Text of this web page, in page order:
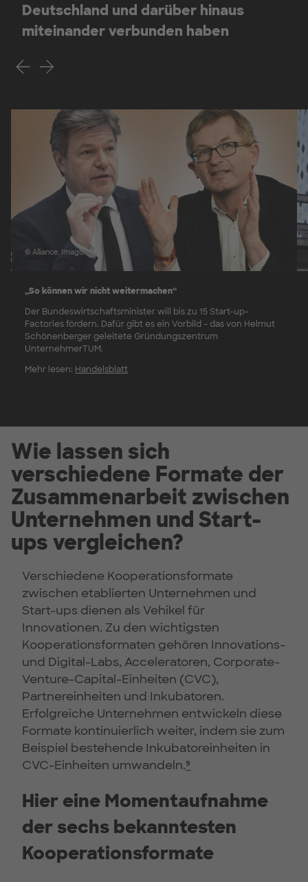
Deutschland und darüber hinaus
miteinander verbunden haben
Voriges Slide
Nächstes Slide
© Alliance, Imago
„So können wir nicht weitermachen“
Der Bundeswirtschaftsminister will bis zu 15 Start-up-
Factories fördern. Dafür gibt es ein Vorbild – das von Helmut
Schönenberger geleitete Gründungszentrum
UnternehmerTUM.
Mehr lesen: Handelsblatt
Wie lassen sich
verschiedene Formate der
Zusammenarbeit zwischen
Unternehmen und Start-
ups vergleichen?
Verschiedene Kooperationsformate
zwischen etablierten Unternehmen und
Start-ups dienen als Vehikel für
Innovationen. Zu den wichtigsten
Kooperationsformaten gehören Innovations-
und Digital-Labs, Acceleratoren, Corporate-
Venture-Capital-Einheiten (CVC),
Partnereinheiten und Inkubatoren.
Erfolgreiche Unternehmen entwickeln diese
Formate kontinuierlich weiter, indem sie zum
Beispiel bestehende Inkubatoreinheiten in
CVC-Einheiten umwandeln.⁹
Hier eine Momentaufnahme
der sechs bekanntesten
Kooperationsformate